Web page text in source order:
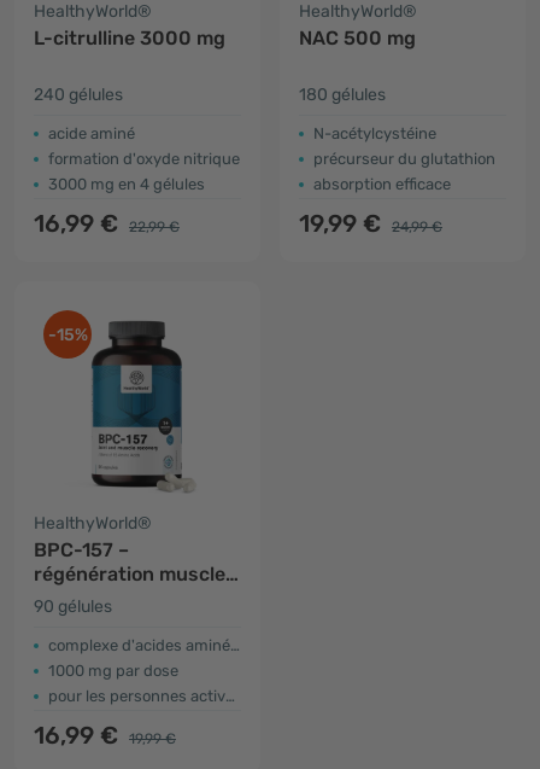
HealthyWorld®
L-citrulline 3000 mg
240 gélules
acide aminé
formation d'oxyde nitrique
3000 mg en 4 gélules
16,99 € 22,99 €
HealthyWorld®
NAC 500 mg
180 gélules
N-acétylcystéine
précurseur du glutathion
absorption efficace
19,99 € 24,99 €
-15%
HealthyWorld®
BPC-157 –
régénération muscles
et articulations
90 gélules
complexe d'acides aminés 15
1000 mg par dose
pour les personnes actives
16,99 € 19,99 €